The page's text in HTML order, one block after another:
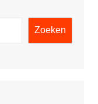
Zoeken